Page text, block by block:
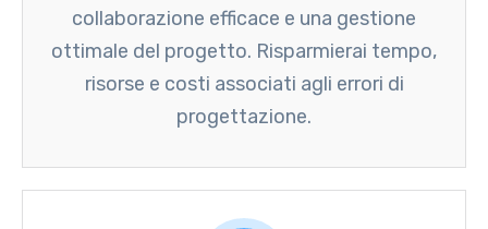
collaborazione efficace e una gestione
ottimale del progetto. Risparmierai tempo,
risorse e costi associati agli errori di
progettazione.